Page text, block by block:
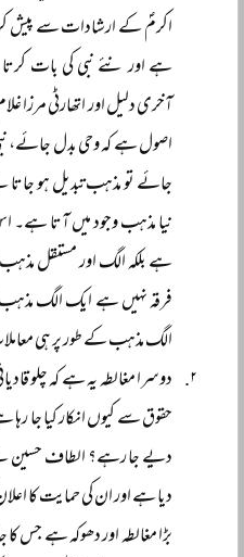
اکرمؐ کے ارشادات سے پیش
ہے اور نئے نبی کی بات
آخری دلیل اور اتھارٹی مرزا
اصول ہے کہ وحی بدل جائے،
جائے تو مذہب تبدیل ہو جاتا
نیا مذہب وجود میں آتا ہے۔ اس
ہے بلکہ الگ اور مستقل مذہب
فرقہ نہیں ہے ایک الگ
الگ مذہب کے طور پر ہی
دوسرا مغالطہ یہ ہے کہ چلو
حقوق سے کیوں انکار کیا جا
دیے جا رہے؟ الطاف حسین نے
دیا ہے اور ان کی حمایت کا
بڑا مغالطہ اور دھوکہ ہے جس کا